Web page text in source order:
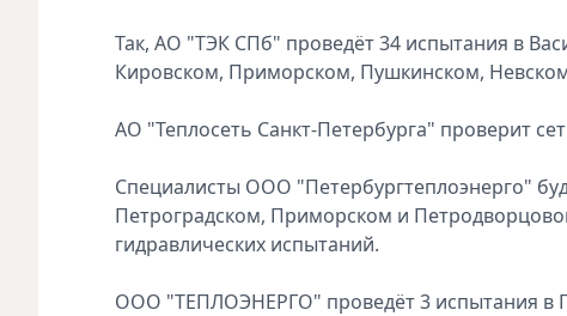
Так, АО "ТЭК СПб" проведёт 34 испытания в
Кировском, Приморском, Пушкинском,
АО "Теплосеть Санкт-Петербурга" проверит
Специалисты ООО "Петербургтеплоэнерго"
Петроградском, Приморском и
гидравлических испытаний.
ООО "ТЕПЛОЭНЕРГО" проведёт 3 испытания в